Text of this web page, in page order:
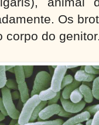
Os
corpo do